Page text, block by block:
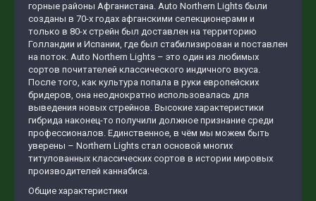
горные районы Афганистана. Auto Northern Lights были
созданы в 70-х годах афганскими селекционерами и
только в 80-х стрейн был доставлен на территорию
Голландии и Испании, где был стабилизирован и поставлен
на поток. Auto Northern Lights – это один из любимых
сортов почитателей классического индичного вкуса.
После того, как культура попала в руки европейских
бридеров, она неоднократно использовалась для
выведения новых стрейнов. Высокие характеристики
гибрида наконец-то получили должное признание среди
профессионалов. Единственное, в чём мы можем быть
уверены – Northern Lights стал основой многих
титулованных классических сортов в истории мировых
производителей каннабиса.
Общие характеристики